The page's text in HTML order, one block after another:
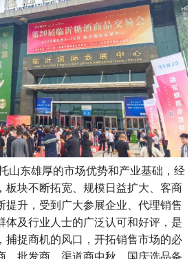
山东雄厚的市场优势和产业基础，经
板块不断拓宽、规模日益扩大、客商
提升，受到广大参展企业、代理销售
体及行业人士的广泛认可和好评，是
捕捉商机的风口，开拓销售市场的必
、批发商、渠道商中秋、国庆选品备